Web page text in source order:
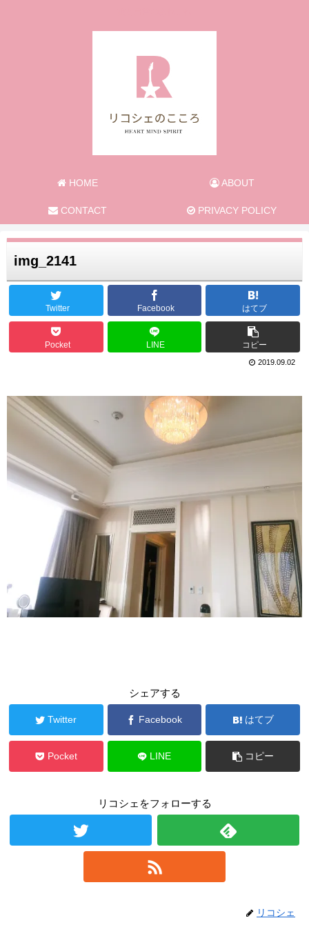
HOME ABOUT
CONTACT PRIVACY POLICY
img_2141
Twitter Facebook はてブ
Pocket LINE コピー
2019.09.02
シェアする
Twitter Facebook はてブ
Pocket LINE コピー
リコシェをフォローする
リコシェ